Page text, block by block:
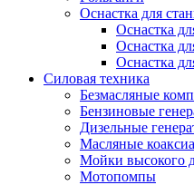
Оснастка для
Оснастка
Оснастка
Оснастка
Силовая техника
Безмасляные
Бензиновые
Дизельные
Масляные
Мойки высокого
Мотопомпы